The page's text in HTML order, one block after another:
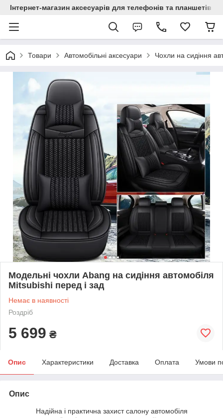
Інтернет-магазин аксесуарів для телефонів та планшетів
Товари Автомобільні аксесуари Чохли на сидіння
Модельні чохли Abang на сидіння автомобіля
Mitsubishi перед і зад
Немає в наявності
Роздріб
5 699 ₴
Опис Характеристики Доставка Оплата Умови
Опис
Надійна і практична захист салону автомобіля